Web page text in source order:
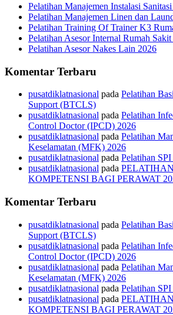
Pelatihan Manajemen Instalasi
Pelatihan Manajemen Linen dan
Pelatihan Training Of Trainer K3
Pelatihan Asesor Internal Rumah
Pelatihan Asesor Nakes Lain 2026
Komentar Terbaru
pusatdiklatnasional pada Pelatihan
Support (BTCLS)
pusatdiklatnasional pada Pelatihan
Control Doctor (IPCD) 2026
pusatdiklatnasional pada Pelatihan
Keselamatan (MFK) 2026
pusatdiklatnasional pada Pelatihan
pusatdiklatnasional pada
KOMPETENSI BAGI PERAWAT
Komentar Terbaru
pusatdiklatnasional pada Pelatihan
Support (BTCLS)
pusatdiklatnasional pada Pelatihan
Control Doctor (IPCD) 2026
pusatdiklatnasional pada Pelatihan
Keselamatan (MFK) 2026
pusatdiklatnasional pada Pelatihan
pusatdiklatnasional pada
KOMPETENSI BAGI PERAWAT